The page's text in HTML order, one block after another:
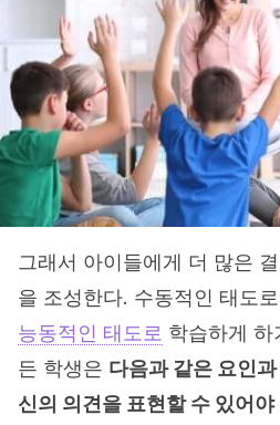
그래서 아이들에게 더 많은
을 조성한다. 수동적인 태도
능동적인 태도로 학습하게 하
든 학생은 다음과 같은 요인
신의 의견을 표현할 수 있어야